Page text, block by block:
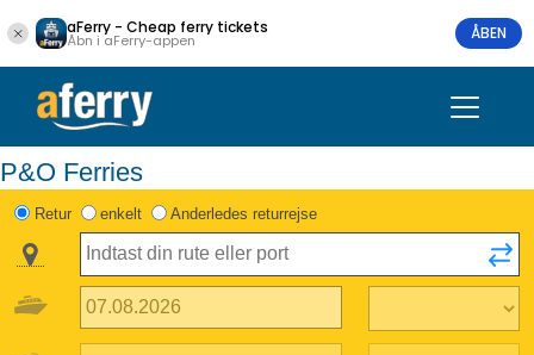
aFerry - Cheap ferry tickets
Åbn i aFerry-appen ÅBEN
P&O Ferries
Retur enkelt Anderledes returrejse